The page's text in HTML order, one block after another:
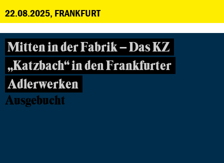
22.08.2025, FRANKFURT
Mitten in der Fabrik – Das KZ
„Katzbach“ in den Frankfurter
Adlerwerken
Ausgebucht